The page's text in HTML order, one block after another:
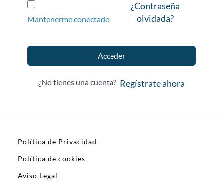
Mantenerme conectado
¿Contraseña
olvidada?
Acceder
¿No tienes una cuenta? Regístrate ahora
Política de Privacidad
Política de cookies
Aviso Legal